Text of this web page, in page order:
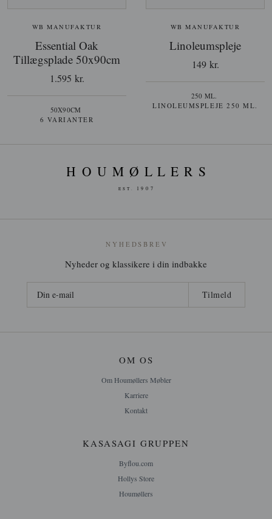
WB MANUFAKTUR
Essential Oak
Tillægsplade 50x90cm
1.595 kr.
50X90CM
6 VARIANTER
WB MANUFAKTUR
Linoleumspleje
149 kr.
250 ML.
LINOLEUMSPLEJE 250 ML.
NYHEDSBREV
Nyheder og klassikere i din indbakke
Tilmeld
OM OS
Om Houmøllers Møbler
Karriere
Kontakt
KASASAGI GRUPPEN
Byflou.com
Hollys Store
Houmøllers